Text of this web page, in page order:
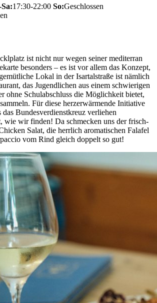
17:30-22:00 So:Geschlossen
ist nicht nur wegen seiner mediterran
besonders – es ist vor allem das Konzept,
Lokal in der Isartalstraße ist nämlich
das Jugendlichen aus einem schwierigen
ohne Schulabschluss die Möglichkeit bietet,
Für diese herzerwärmende Initiative
das Bundesverdienstkreuz verliehen
wie wir finden! Da schmecken uns der frisch-
Salat, die herrlich aromatischen Falafel
vom Rind gleich doppelt so gut!